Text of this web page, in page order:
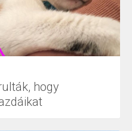
hogy